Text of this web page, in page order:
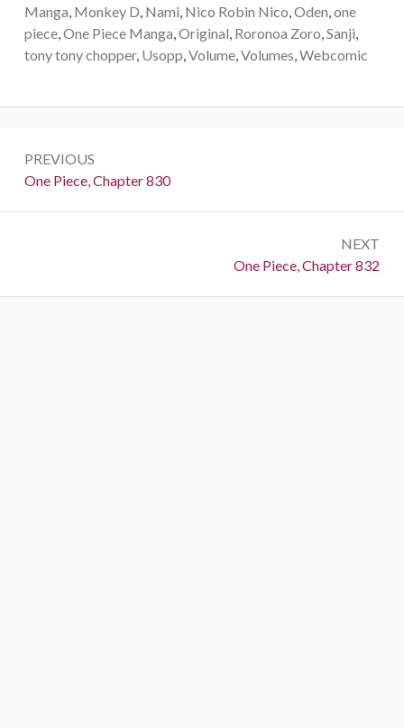
Manga, Monkey D, Nami, Nico Robin Nico,Oden,one
piece,One Piece Manga,Original, Roronoa Zoro,Sanji,
tony tony chopper, Usopp,Volume,Volumes,Webcomic
navigation
PREVIOUS
Previous:
One Piece, Chapter 830
NEXT
Next:
One Piece, Chapter 832